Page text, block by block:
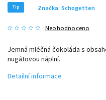
Tip
Neohodnoceno
Značka: Schogetten
Jemná mléčná čokoláda s
nugátovou náplní.
Detailní informace